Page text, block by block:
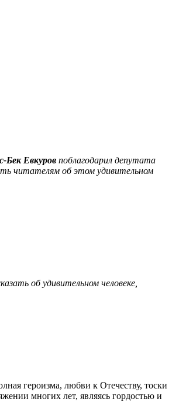
Бек Евкуров поблагодарил депутата
читателям об этом удивительном
об удивительном человеке,
героизма, любви к Отечеству, тоски
многих лет, являясь гордостью и